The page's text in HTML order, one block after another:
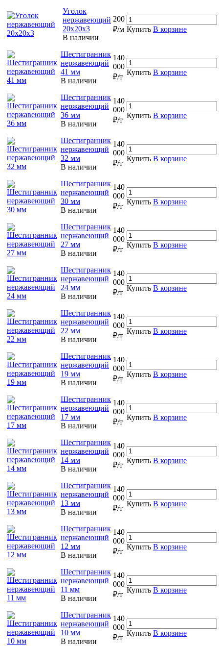
Уголок
нержавеющий
20х20х3
В наличии
200
₽/м Купить В корзине
Шестигранник
нержавеющий
41 мм
В наличии
140
000
₽/т
Купить В корзине
Шестигранник
нержавеющий
36 мм
В наличии
140
000
₽/т
Купить В корзине
Шестигранник
нержавеющий
32 мм
В наличии
140
000
₽/т
Купить В корзине
Шестигранник
нержавеющий
30 мм
В наличии
140
000
₽/т
Купить В корзине
Шестигранник
нержавеющий
27 мм
В наличии
140
000
₽/т
Купить В корзине
Шестигранник
нержавеющий
24 мм
В наличии
140
000
₽/т
Купить В корзине
Шестигранник
нержавеющий
22 мм
В наличии
140
000
₽/т
Купить В корзине
Шестигранник
нержавеющий
19 мм
В наличии
140
000
₽/т
Купить В корзине
Шестигранник
нержавеющий
17 мм
В наличии
140
000
₽/т
Купить В корзине
Шестигранник
нержавеющий
14 мм
В наличии
140
000
₽/т
Купить В корзине
Шестигранник
нержавеющий
13 мм
В наличии
140
000
₽/т
Купить В корзине
Шестигранник
нержавеющий
12 мм
В наличии
140
000
₽/т
Купить В корзине
Шестигранник
нержавеющий
11 мм
В наличии
140
000
₽/т
Купить В корзине
Шестигранник
нержавеющий
10 мм
В наличии
140
000
₽/т
Купить В корзине